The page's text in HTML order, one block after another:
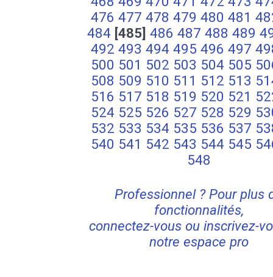
476 477 478 479 480 481
484 [485] 486 487 488 489
492 493 494 495 496 497
500 501 502 503 504 505
508 509 510 511 512 513
516 517 518 519 520 521
524 525 526 527 528 529
532 533 534 535 536 537
540 541 542 543 544 545
548
Professionnel ? Pour plus
fonctionnalités,
connectez-vous ou inscrivez-
notre espace pro